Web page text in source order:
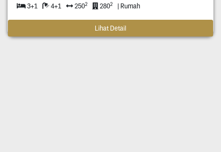
3+1 4+1 2502 2802 | Rumah
Lihat Detail